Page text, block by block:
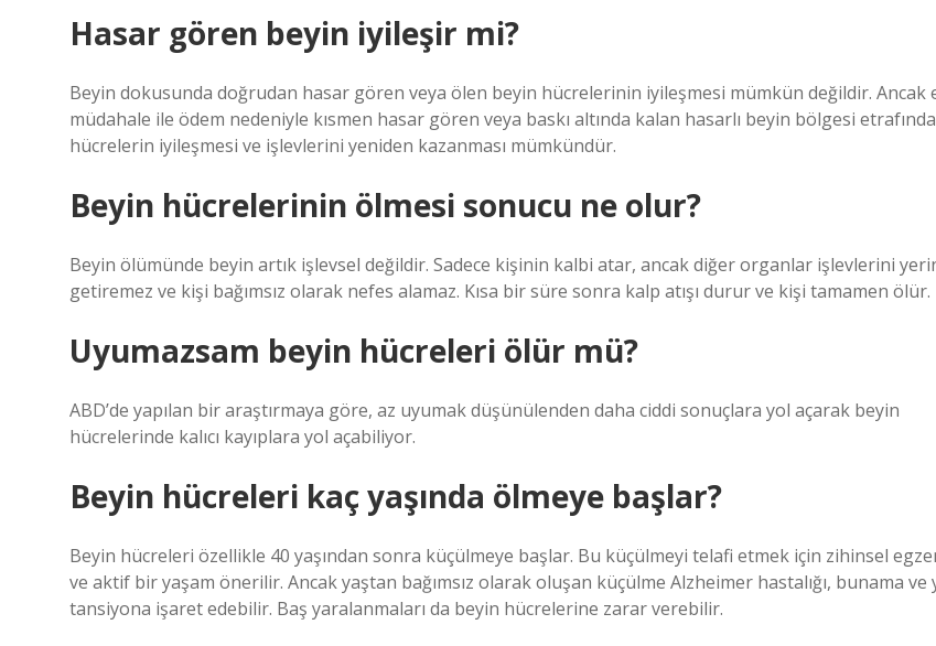
Hasar gören beyin iyileşir mi?
Beyin dokusunda doğrudan hasar gören veya ölen beyin hücrelerinin iyileşmesi mümkün değildir. Ancak
müdahale ile ödem nedeniyle kısmen hasar gören veya baskı altında kalan hasarlı beyin bölgesi
hücrelerin iyileşmesi ve işlevlerini yeniden kazanması mümkündür.
Beyin hücrelerinin ölmesi sonucu ne olur?
Beyin ölümünde beyin artık işlevsel değildir. Sadece kişinin kalbi atar, ancak diğer organlar işlevlerini
getiremez ve kişi bağımsız olarak nefes alamaz. Kısa bir süre sonra kalp atışı durur ve kişi tamamen ölür.
Uyumazsam beyin hücreleri ölür mü?
ABD’de yapılan bir araştırmaya göre, az uyumak düşünülenden daha ciddi sonuçlara yol açarak beyin
hücrelerinde kalıcı kayıplara yol açabiliyor.
Beyin hücreleri kaç yaşında ölmeye başlar?
Beyin hücreleri özellikle 40 yaşından sonra küçülmeye başlar. Bu küçülmeyi telafi etmek için zihinsel
ve aktif bir yaşam önerilir. Ancak yaştan bağımsız olarak oluşan küçülme Alzheimer hastalığı, bunama ve
tansiyona işaret edebilir. Baş yaralanmaları da beyin hücrelerine zarar verebilir.